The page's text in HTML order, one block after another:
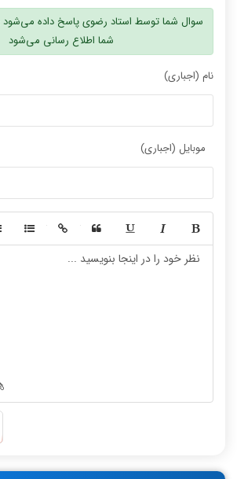
سوال شما توسط استاد رضوی پاسخ داده می‌شود
شما اطلاع رسانی می‌شود
نام (اجباری)
موبایل (اجباری)
-
-
-
-
-
-